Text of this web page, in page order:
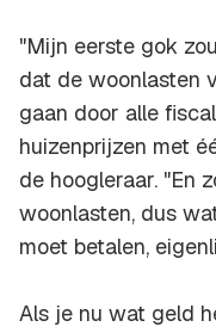
"Mijn eerste gok
dat de woonlasten
gaan door alle
huizenprijzen met
de hoogleraar. "En
woonlasten, dus
moet betalen,
Als je nu wat geld